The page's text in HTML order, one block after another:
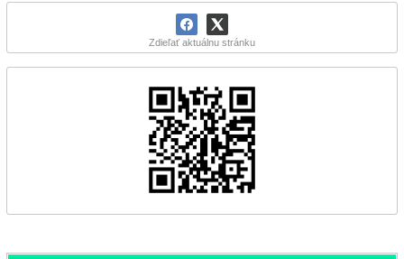
Zdieľať aktuálnu stránku